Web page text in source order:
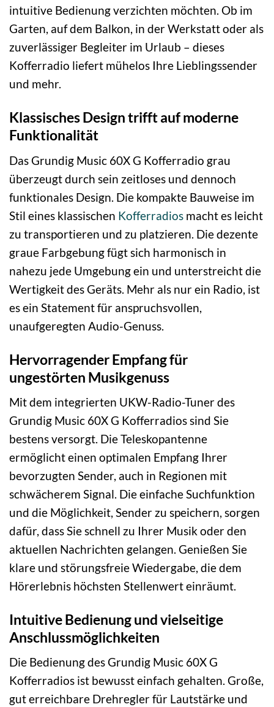
intuitive Bedienung verzichten möchten. Ob im
Garten, auf dem Balkon, in der Werkstatt oder als
zuverlässiger Begleiter im Urlaub – dieses
Kofferradio liefert mühelos Ihre Lieblingssender
und mehr.
Klassisches Design trifft auf moderne
Funktionalität
Das Grundig Music 60X G Kofferradio grau
überzeugt durch sein zeitloses und dennoch
funktionales Design. Die kompakte Bauweise im
Stil eines klassischen Kofferradios macht es leicht
zu transportieren und zu platzieren. Die dezente
graue Farbgebung fügt sich harmonisch in
nahezu jede Umgebung ein und unterstreicht die
Wertigkeit des Geräts. Mehr als nur ein Radio, ist
es ein Statement für anspruchsvollen,
unaufgeregten Audio-Genuss.
Hervorragender Empfang für
ungestörten Musikgenuss
Mit dem integrierten UKW-Radio-Tuner des
Grundig Music 60X G Kofferradios sind Sie
bestens versorgt. Die Teleskopantenne
ermöglicht einen optimalen Empfang Ihrer
bevorzugten Sender, auch in Regionen mit
schwächerem Signal. Die einfache Suchfunktion
und die Möglichkeit, Sender zu speichern, sorgen
dafür, dass Sie schnell zu Ihrer Musik oder den
aktuellen Nachrichten gelangen. Genießen Sie
klare und störungsfreie Wiedergabe, die dem
Hörerlebnis höchsten Stellenwert einräumt.
Intuitive Bedienung und vielseitige
Anschlussmöglichkeiten
Die Bedienung des Grundig Music 60X G
Kofferradios ist bewusst einfach gehalten. Große,
gut erreichbare Drehregler für Lautstärke und